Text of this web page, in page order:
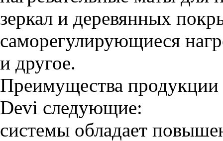
зеркал и деревянных
саморегулирующиеся
и другое.
Преимущества продукции
Devi следующие:
системы обладает